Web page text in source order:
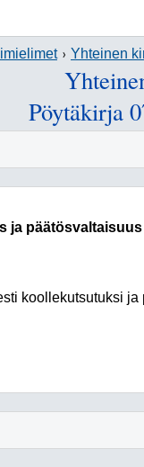
Yhteinen
Pöytäkirja
ja päätösvaltaisuus
koollekutsutuksi ja